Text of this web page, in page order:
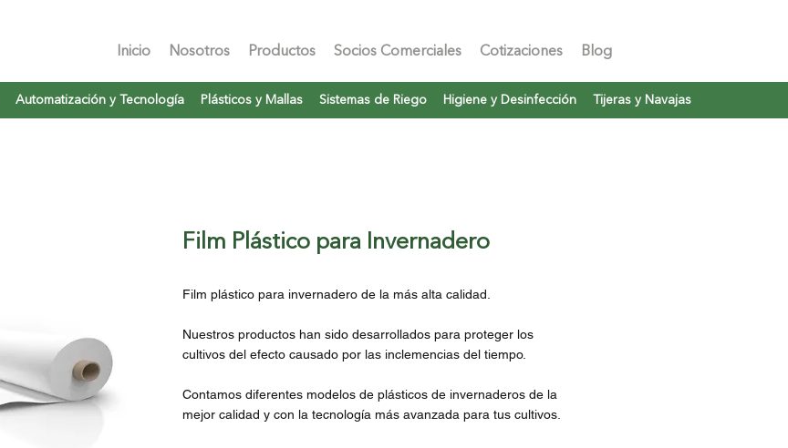
Inicio Nosotros Productos Socios Comerciales Cotizaciones Blog
Automatización y Tecnología Plásticos y Mallas Sistemas de Riego Higiene y Desinfección Tijeras y Navajas
Film Plástico para Invernadero
Film plástico para invernadero de la más alta calidad.
Nuestros productos han sido desarrollados para proteger los
cultivos del efecto causado por las inclemencias del tiempo.
Contamos diferentes modelos de plásticos de invernaderos de la
mejor calidad y con la tecnología más avanzada para tus cultivos.